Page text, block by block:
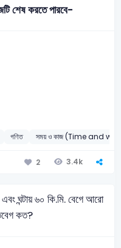
শেষ করতে পারবে-
গণিত সময় ও কাজ (Time and
2 3.4k
ঘন্টায় ৬০ কি.মি. বেগে আরো
কত?